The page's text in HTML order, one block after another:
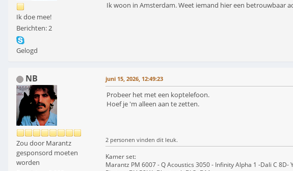
Ik doe mee!
Berichten: 2
Gelogd
Ik woon in Amsterdam. Weet iemand hier een betrouwbaar
NB
Zou door Marantz
gesponsord moeten
worden
juni 15, 2026, 12:49:23
Probeer het met een koptelefoon.
Hoef je 'm alleen aan te zetten.
2 personen vinden dit leuk.
Kamer set:
Marantz PM 6007 - Q Acoustics 3050 - Infinity Alpha 1 -Dali C 8D-